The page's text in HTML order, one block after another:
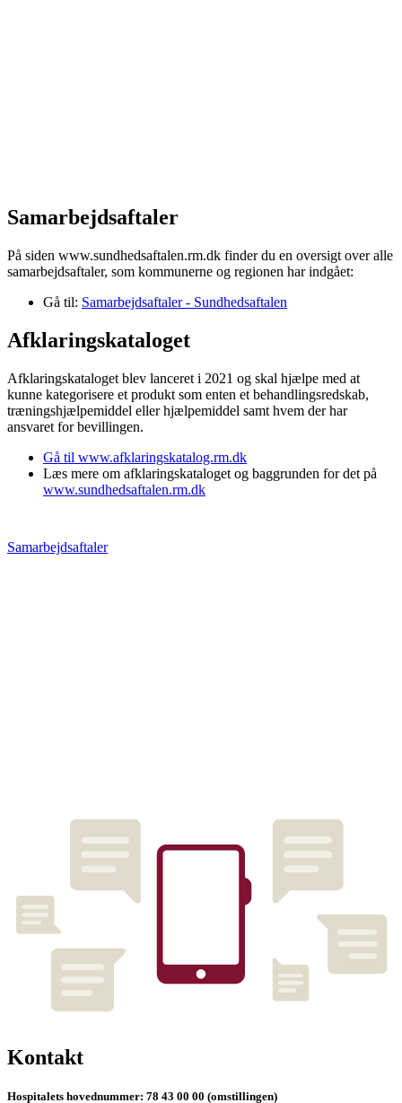
Samarbejdsaftaler
På siden www.sundhedsaftalen.rm.dk finder du en oversigt over alle
samarbejdsaftaler, som kommunerne og regionen har indgået:
Gå til: Samarbejdsaftaler - Sundhedsaftalen
Afklaringskataloget
Afklaringskataloget blev lanceret i 2021 og skal hjælpe med at
kunne kategorisere et produkt som enten et behandlingsredskab,
træningshjælpemiddel eller hjælpemiddel samt hvem der har
ansvaret for bevillingen.
Gå til www.afklaringskatalog.rm.dk
Læs mere om afklaringskataloget og baggrunden for det på
www.sundhedsaftalen.rm.dk
Samarbejdsaftaler
Kontakt
Hospitalets hovednummer: 78 43 00 00 (omstillingen)